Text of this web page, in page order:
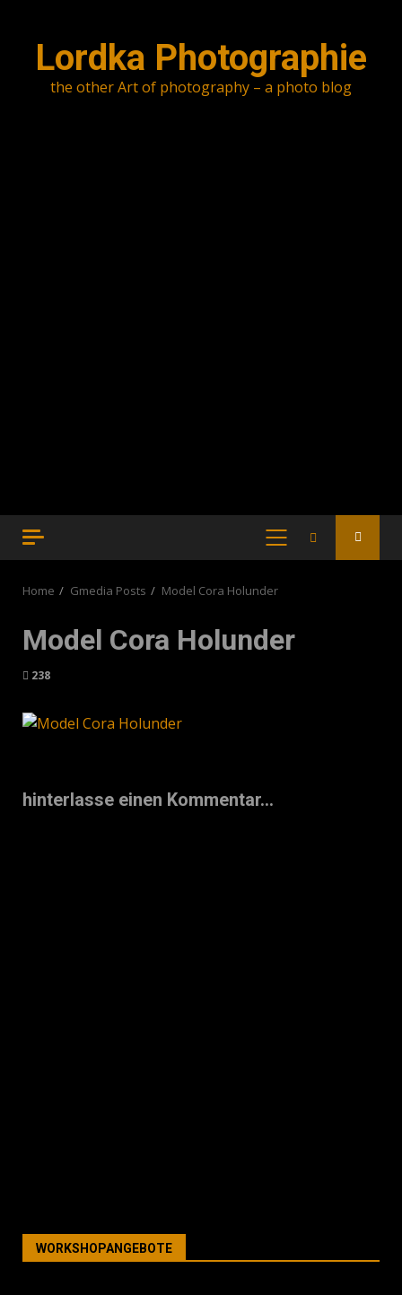
Lordka Photographie
the other Art of photography – a photo blog
PRIMARY
Home Gmedia Posts Model Cora Holunder
Model Cora Holunder
238
hinterlasse einen Kommentar...
WORKSHOPANGEBOTE